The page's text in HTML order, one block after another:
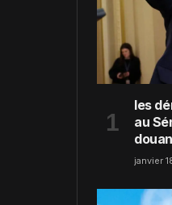
les
au
janvier